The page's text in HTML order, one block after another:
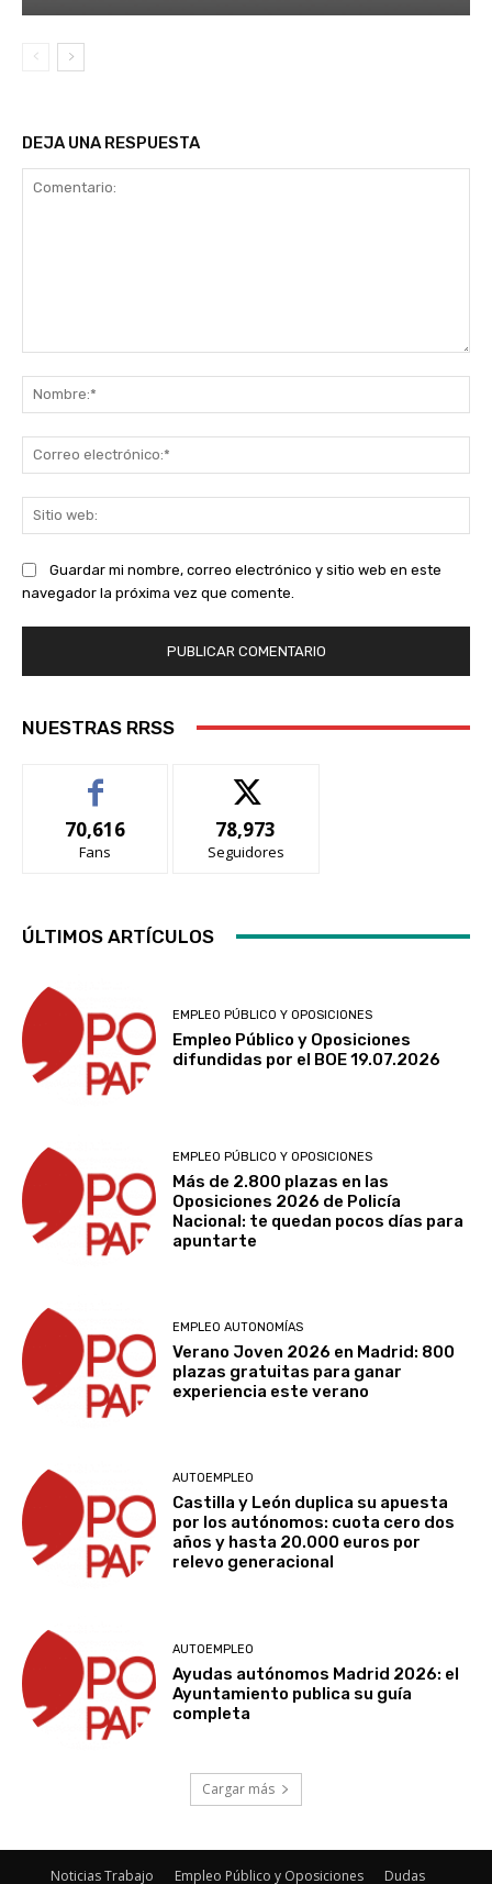
DEJA UNA RESPUESTA
Guardar mi nombre, correo electrónico y sitio web en este
navegador la próxima vez que comente.
NUESTRAS RRSS
70,616
Fans
78,973
Seguidores
ÚLTIMOS ARTÍCULOS
EMPLEO PÚBLICO Y OPOSICIONES
Empleo Público y Oposiciones
difundidas por el BOE 19.07.2026
EMPLEO PÚBLICO Y OPOSICIONES
Más de 2.800 plazas en las
Oposiciones 2026 de Policía
Nacional: te quedan pocos días para
apuntarte
EMPLEO AUTONOMÍAS
Verano Joven 2026 en Madrid: 800
plazas gratuitas para ganar
experiencia este verano
AUTOEMPLEO
Castilla y León duplica su apuesta
por los autónomos: cuota cero dos
años y hasta 20.000 euros por
relevo generacional
AUTOEMPLEO
Ayudas autónomos Madrid 2026: el
Ayuntamiento publica su guía
completa
Cargar más
Noticias Trabajo Empleo Público y Oposiciones Dudas